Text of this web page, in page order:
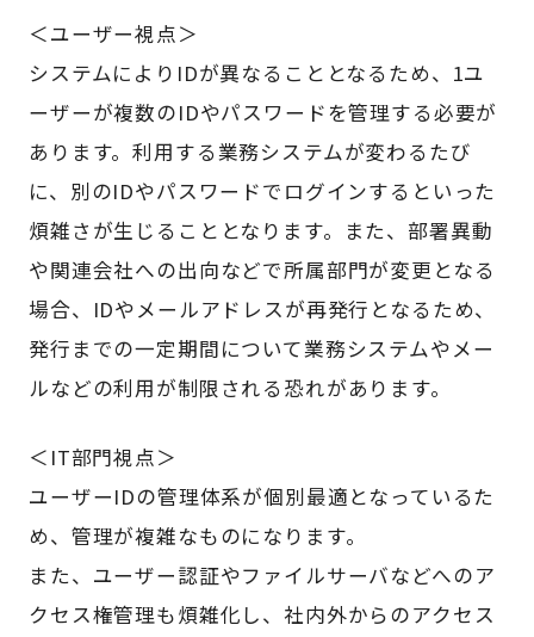
＜ユーザー視点＞
システムによりIDが異なることとなるため、1ユ
ーザーが複数のIDやパスワードを管理する必要が
あります。利用する業務システムが変わるたび
に、別のIDやパスワードでログインするといった
煩雑さが生じることとなります。また、部署異動
や関連会社への出向などで所属部門が変更となる
場合、IDやメールアドレスが再発行となるため、
発行までの一定期間について業務システムやメー
ルなどの利用が制限される恐れがあります。
＜IT部門視点＞
ユーザーIDの管理体系が個別最適となっているた
め、管理が複雑なものになります。
また、ユーザー認証やファイルサーバなどへのア
クセス権管理も煩雑化し、社内外からのアクセス